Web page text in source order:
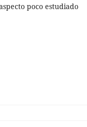
poco estudiado